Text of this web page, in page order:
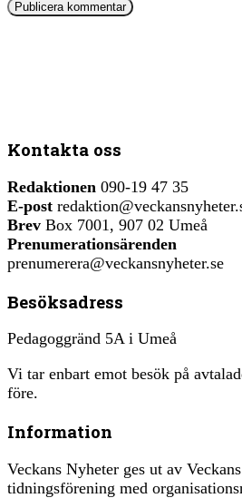
Kontakta oss
Redaktionen 090-19 47 35
E-post
Brev Box 7001, 907 02 Umeå
Prenumerationsärenden
prenumerera@veckansnyheter.se
Besöksadress
Pedagoggränd 5A i Umeå
Vi tar enbart emot besök på
före.
Information
Veckans Nyheter ges ut av
tidningsförening med